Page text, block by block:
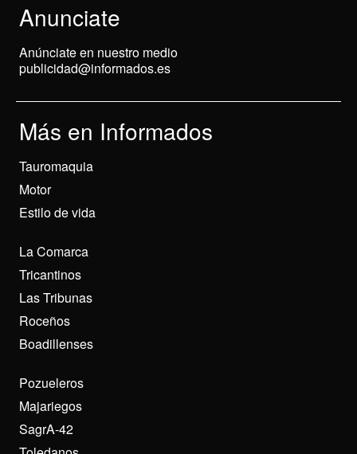
Anunciate
Anúnciate en nuestro medio
publicidad@informados.es
Más en Informados
Tauromaquia
Motor
Estilo de vida
La Comarca
Tricantinos
Las Tribunas
Roceños
Boadillenses
Pozueleros
Majariegos
SagrA-42